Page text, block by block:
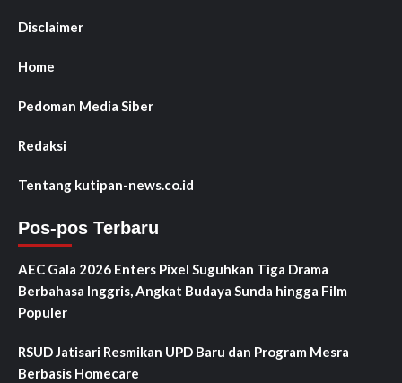
Disclaimer
Home
Pedoman Media Siber
Redaksi
Tentang kutipan-news.co.id
Pos-pos Terbaru
AEC Gala 2026 Enters Pixel Suguhkan Tiga Drama
Berbahasa Inggris, Angkat Budaya Sunda hingga Film
Populer
RSUD Jatisari Resmikan UPD Baru dan Program Mesra
Berbasis Homecare